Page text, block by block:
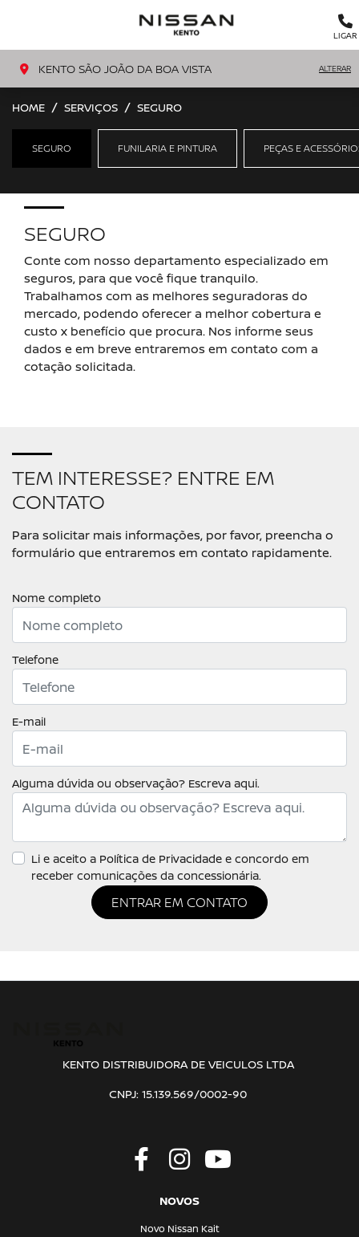
LIGAR
KENTO SÃO JOÃO DA BOA VISTA ALTERAR
HOME SERVIÇOS SEGURO
FUNILARIA E PINTURA PEÇAS E
SEGURO
SEGURO
Conte com nosso departamento especializado em
seguros, para que você fique tranquilo.
Trabalhamos com as melhores seguradoras do
mercado, podendo oferecer a melhor cobertura e
custo x benefício que procura. Nos informe seus
dados e em breve entraremos em contato com a
cotação solicitada.
TEM INTERESSE? ENTRE EM
CONTATO
Para solicitar mais informações, por favor, preencha o
formulário que entraremos em contato rapidamente.
Nome completo
Telefone
E-mail
Alguma dúvida ou observação? Escreva aqui.
Li e aceito a Política de Privacidade e concordo em
receber comunicações da concessionária.
ENTRAR EM CONTATO
KENTO DISTRIBUIDORA DE VEICULOS LTDA
CNPJ: 15.139.569/0002-90
NOVOS
Novo Nissan Kait